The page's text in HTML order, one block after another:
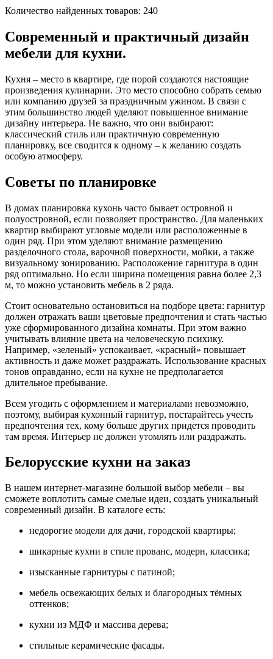
Количество найденных товаров: 240
Современный и практичный дизайн
мебели для кухни.
Кухня – место в квартире, где порой создаются настоящие
произведения кулинарии. Это место способно собрать семью
или компанию друзей за праздничным ужином. В связи с
этим большинство людей уделяют повышенное внимание
дизайну интерьера. Не важно, что они выбирают:
классический стиль или практичную современную
планировку, все сводится к одному – к желанию создать
особую атмосферу.
Советы по планировке
В домах планировка кухонь часто бывает островной и
полуостровной, если позволяет пространство. Для маленьких
квартир выбирают угловые модели или расположенные в
один ряд. При этом уделяют внимание размещению
разделочного стола, варочной поверхности, мойки, а также
визуальному зонированию. Расположение гарнитура в один
ряд оптимально. Но если ширина помещения равна более 2,3
м, то можно установить мебель в 2 ряда.
Стоит основательно остановиться на подборе цвета: гарнитур
должен отражать ваши цветовые предпочтения и стать частью
уже сформированного дизайна комнаты. При этом важно
учитывать влияние цвета на человеческую психику.
Например, «зеленый» успокаивает, «красный» повышает
активность и даже может раздражать. Использование красных
тонов оправданно, если на кухне не предполагается
длительное пребывание.
Всем угодить с оформлением и материалами невозможно,
поэтому, выбирая кухонный гарнитур, постарайтесь учесть
предпочтения тех, кому больше других придется проводить
там время. Интерьер не должен утомлять или раздражать.
Белорусские кухни на заказ
В нашем интернет-магазине большой выбор мебели – вы
сможете воплотить самые смелые идеи, создать уникальный
современный дизайн. В каталоге есть:
недорогие модели для дачи, городской квартиры;
шикарные кухни в стиле прованс, модерн, классика;
изысканные гарнитуры с патиной;
мебель освежающих белых и благородных тёмных
оттенков;
кухни из МДФ и массива дерева;
стильные керамические фасады.